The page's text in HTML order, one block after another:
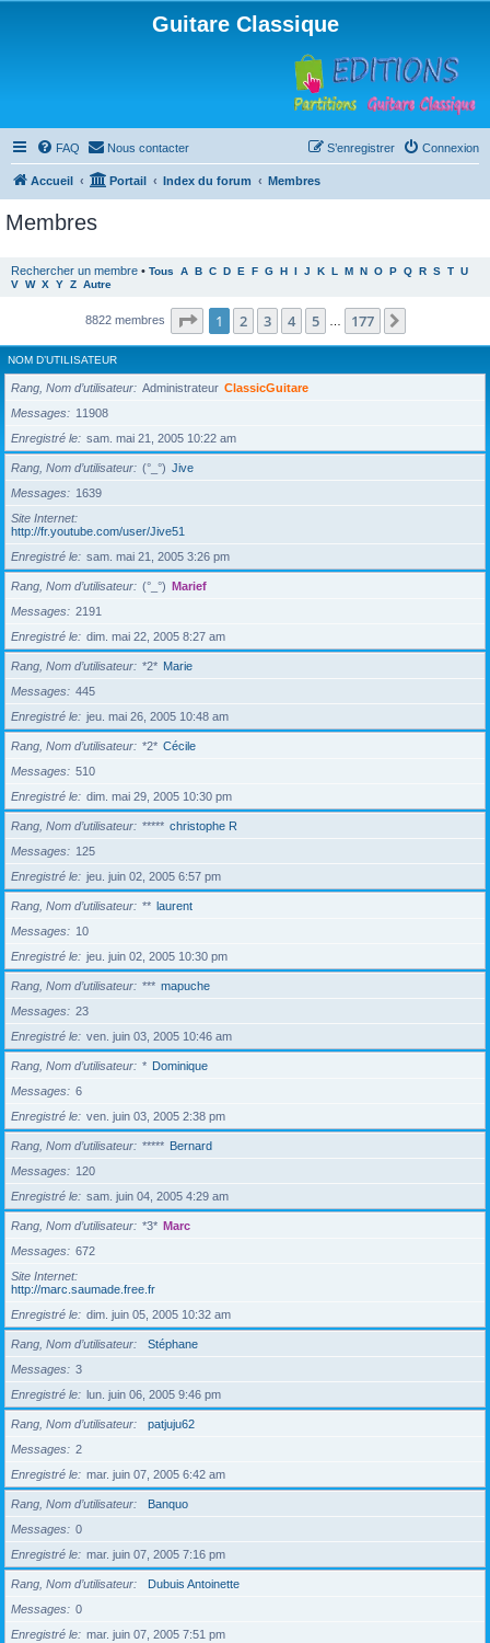
Guitare Classique
FAQ Nous contacter Connexion
S’enregistrer
Accueil Portail Index du forum Membres
Membres
Rechercher un membre • Tous A B C D E F G H I J K L M N O P Q R S T U
V W X Y Z Autre
8822 membres Page 1sur177
1 2 3 4 5 177
NOM D’UTILISATEUR
Rang, Nom d’utilisateur Administrateur ClassicGuitare
Messages
11908
Enregistré le
sam. mai 21, 2005 10:22 am
Rang, Nom d’utilisateur (°_°) Jive
Messages
1639
Site Internet
http://fr.youtube.com/user/Jive51
Enregistré le
sam. mai 21, 2005 3:26 pm
Rang, Nom d’utilisateur (°_°) Marief
Messages
2191
Enregistré le
dim. mai 22, 2005 8:27 am
Rang, Nom d’utilisateur *2* Marie
Messages
445
Enregistré le
jeu. mai 26, 2005 10:48 am
Rang, Nom d’utilisateur *2* Cécile
Messages
510
Enregistré le
dim. mai 29, 2005 10:30 pm
Rang, Nom d’utilisateur ***** christophe R
Messages
125
Enregistré le
jeu. juin 02, 2005 6:57 pm
Rang, Nom d’utilisateur ** laurent
Messages
10
Enregistré le
jeu. juin 02, 2005 10:30 pm
Rang, Nom d’utilisateur *** mapuche
Messages
23
Enregistré le
ven. juin 03, 2005 10:46 am
Rang, Nom d’utilisateur * Dominique
Messages
6
Enregistré le
ven. juin 03, 2005 2:38 pm
Rang, Nom d’utilisateur ***** Bernard
Messages
120
Enregistré le
sam. juin 04, 2005 4:29 am
Rang, Nom d’utilisateur *3* Marc
Messages
672
Site Internet
http://marc.saumade.free.fr
Enregistré le
dim. juin 05, 2005 10:32 am
Rang, Nom d’utilisateur
Stéphane
Messages
3
Enregistré le
lun. juin 06, 2005 9:46 pm
Rang, Nom d’utilisateur
patjuju62
Messages
2
Enregistré le
mar. juin 07, 2005 6:42 am
Rang, Nom d’utilisateur
Banquo
Messages
0
Enregistré le
mar. juin 07, 2005 7:16 pm
Rang, Nom d’utilisateur
Dubuis Antoinette
Messages
0
Enregistré le
mar. juin 07, 2005 7:51 pm